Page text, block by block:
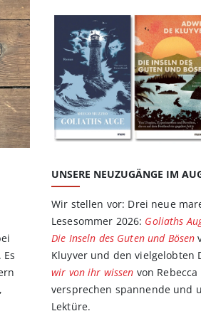
UNSERE NEUZUGÄNGE IM
Wir stellen vor: Drei neue
Lesesommer 2026: Goliaths
Die Inseln des Guten und Bösen
Kluyver und den vielgelobten
wir von ihr wissen von
versprechen spannende und
Lektüre.